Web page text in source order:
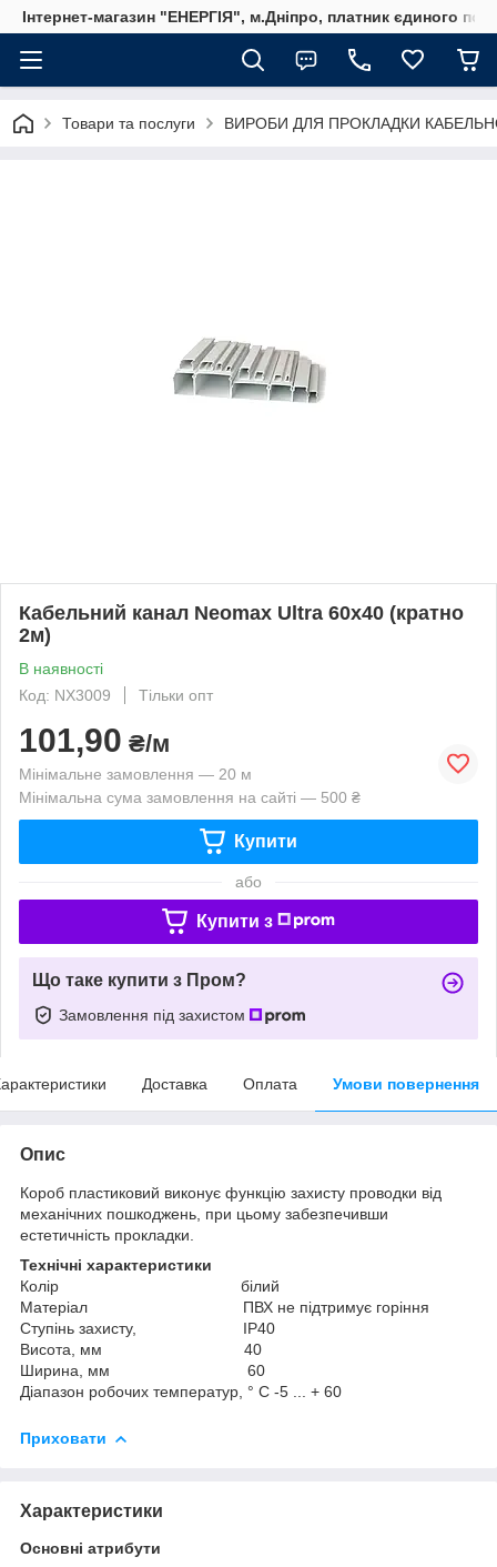
Інтернет-магазин "ЕНЕРГІЯ", м.Дніпро, платник єдиного
Товари та послуги ВИРОБИ ДЛЯ ПРОКЛАДКИ
Кабельний канал Neomax Ultra 60х40 (кратно
2м)
В наявності
Код: NX3009
Тільки опт
101,90 ₴/м
Мінімальне замовлення — 20 м
Мінімальна сума замовлення на сайті — 500 ₴
Купити
або
Купити з
Що таке купити з Пром?
Замовлення під захистом
Доставка Оплата Умови повернення
Опис
Короб пластиковий виконує функцію захисту проводки від
механічних пошкоджень, при цьому забезпечивши
естетичність прокладки.
Технічні характеристики
Колір білий
Матеріал ПВХ не підтримує горіння
Ступінь захисту, IP40
Висота, мм 40
Ширина, мм 60
Діапазон робочих температур, ° С -5 ... + 60
Приховати
Характеристики
Основні атрибути